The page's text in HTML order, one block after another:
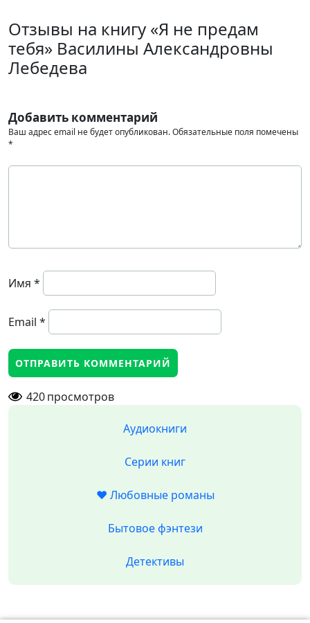
Отзывы на книгу «Я не предам
тебя» Василины Александровны
Лебедева
Добавить комментарий
Ваш адрес email не будет опубликован.Обязательные поля помечены
*
Имя *
Email *
420просмотров
Аудиокниги
Серии книг
❤️ Любовные романы
Бытовое фэнтези
Детективы